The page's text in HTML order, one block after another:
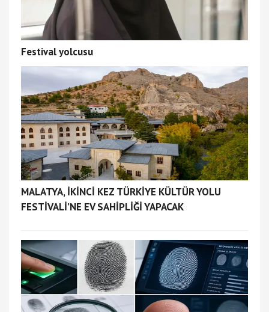
Festival yolcusu
MALATYA, İKİNCİ KEZ TÜRKİYE KÜLTÜR YOLU
FESTİVALİ’NE EV SAHİPLİĞİ YAPACAK